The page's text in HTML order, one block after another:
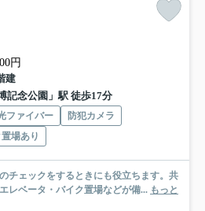
円
建
記念公園」駅 徒歩17分
ファイバー
防犯カメラ
場あり
チェックをするときにも役立ちます。共
レベータ・バイク置場などが備... もっと